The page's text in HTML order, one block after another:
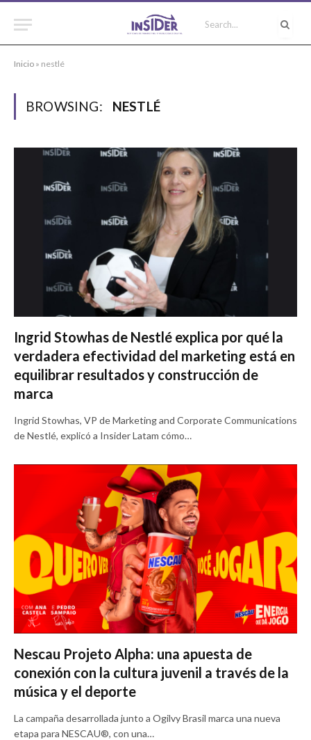
Inicio » nestlé
BROWSING: NESTLÉ
Ingrid Stowhas de Nestlé explica por qué la
verdadera efectividad del marketing está en
equilibrar resultados y construcción de
marca
Ingrid Stowhas, VP de Marketing and Corporate Communications
de Nestlé, explicó a Insider Latam cómo…
Nescau Projeto Alpha: una apuesta de
conexión con la cultura juvenil a través de la
música y el deporte
La campaña desarrollada junto a Ogilvy Brasil marca una nueva
etapa para NESCAU®, con una…